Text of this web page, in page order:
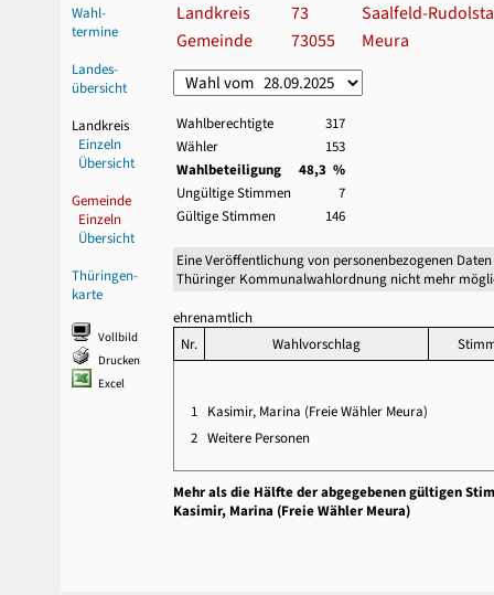
Wahl-
termine
Landes-
übersicht
Landkreis
Einzeln
Übersicht
Gemeinde
Einzeln
Übersicht
Thüringen-
karte
Vollbild
Drucken
Excel
Landkreis 73
Saalfeld-
Gemeinde
73055 Meura
Wahlberechtigte
317
Wähler
153
Wahlbeteiligung
48,3 %
Ungültige Stimmen
7
Gültige Stimmen
146
Eine Veröffentlichung von personenbezogenen
Thüringer Kommunalwahlordnung nicht mehr
ehrenamtlich
Nr.
Wahlvorschlag
1 Kasimir, Marina (Freie Wähler Meura)
2 Weitere Personen
Mehr als die Hälfte der abgegebenen gültigen
Kasimir, Marina (Freie Wähler Meura)